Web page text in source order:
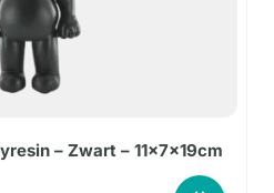
– Zwart – 11x7x19cm